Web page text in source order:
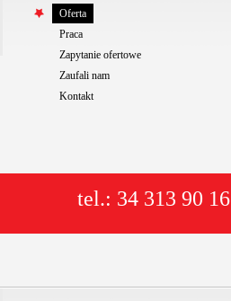
Oferta
Praca
Zapytanie ofertowe
Zaufali nam
Kontakt
tel.: 34 313 90 16